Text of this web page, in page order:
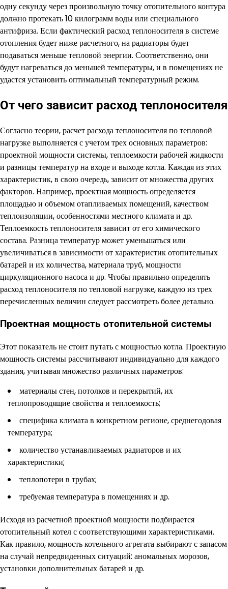
одну секунду через произвольную точку отопительного контура
должно протекать 10 килограмм воды или специального
антифриза. Если фактический расход теплоносителя в системе
отопления будет ниже расчетного, на радиаторы будет
подаваться меньше тепловой энергии. Соответственно, они
будут нагреваться до меньшей температуры, и в помещениях не
удастся установить оптимальный температурный режим.
От чего зависит расход теплоносителя
Согласно теории, расчет расхода теплоносителя по тепловой
нагрузке выполняется с учетом трех основных параметров:
проектной мощности системы, теплоемкости рабочей жидкости
и разницы температур на входе и выходе котла. Каждая из этих
характеристик, в свою очередь, зависит от множества других
факторов. Например, проектная мощность определяется
площадью и объемом отапливаемых помещений, качеством
теплоизоляции, особенностями местного климата и др.
Теплоемкость теплоносителя зависит от его химического
состава. Разница температур может уменьшаться или
увеличиваться в зависимости от характеристик отопительных
батарей и их количества, материала труб, мощности
циркуляционного насоса и др. Чтобы правильно определять
расход теплоносителя по тепловой нагрузке, каждую из трех
перечисленных величин следует рассмотреть более детально.
Проектная мощность отопительной системы
Этот показатель не стоит путать с мощностью котла. Проектную
мощность системы рассчитывают индивидуально для каждого
здания, учитывая множество различных параметров:
материалы стен, потолков и перекрытий, их
теплопроводящие свойства и теплоемкость;
специфика климата в конкретном регионе, среднегодовая
температура;
количество устанавливаемых радиаторов и их
характеристики;
теплопотери в трубах;
требуемая температура в помещениях и др.
Исходя из расчетной проектной мощности подбирается
отопительный котел с соответствующими характеристиками.
Как правило, мощность котельного агрегата выбирают с запасом
на случай непредвиденных ситуаций: аномальных морозов,
установки дополнительных батарей и др.